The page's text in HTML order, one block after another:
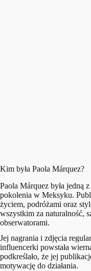
Kim była Paola Márquez?
Paola Márquez była jedną
pokolenia w Meksyku.
życiem, podróżami oraz
wszystkim za naturalność,
obserwatorami.
Jej nagrania i zdjęcia
influencerki powstała
podkreślało, że jej
motywację do działania.